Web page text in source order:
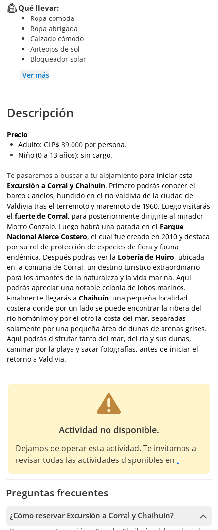
Qué llevar:
Ropa cómoda
Ropa abrigada
Calzado cómodo
Anteojos de sol
Bloqueador solar
Ver más
Descripción
Precio
Adulto: CLP$ 39.000 por persona.
Niño (0 a 13 años): sin cargo.
Te pasaremos a buscar a tu alojamiento para iniciar esta
Excursión a Corral y Chaihuín. Primero podrás conocer el
barco Canelos, hundido en el río Valdivia de la ciudad de
Valdivia tras el terremoto y maremoto de 1960. Luego visitarás
el fuerte de Corral, para posteriormente dirigirte al mirador
Morro Gonzalo. Luego habrá una parada en el Parque
Nacional Alerce Costero, el cual fue creado en 2010 y destaca
por su rol de protección de especies de flora y fauna
endémica. Después podrás ver la Lobería de Huiro, ubicada
en la comuna de Corral, un destino turístico extraordinario
para los amantes de la naturaleza y la vida marina. Aquí
podrás apreciar una notable colonia de lobos marinos.
Finalmente llegarás a Chaihuín, una pequeña localidad
costera donde por un lado se puede encontrar la ribera del
río homónimo y por el otro la costa del mar, separadas
solamente por una pequeña área de dunas de arenas grises.
Aquí podrás disfrutar tanto del mar, del río y sus dunas,
caminar por la playa y sacar fotografías, antes de iniciar el
retorno a Valdivia.
Actividad no disponible.
Dejamos de operar esta actividad. Te invitamos a
revisar todas las actividades disponibles en .
Preguntas frecuentes
¿Cómo reservar Excursión a Corral y Chaihuín?